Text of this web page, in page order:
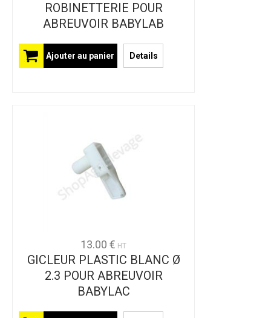
ROBINETTERIE POUR
ABREUVOIR BABYLAB
Ajouter au panier Details
13.00 € HT
GICLEUR PLASTIC BLANC Ø
2.3 POUR ABREUVOIR
BABYLAC